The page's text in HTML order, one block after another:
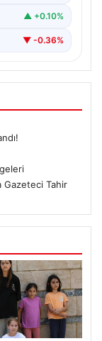
▲ +0.10%
▼ -0.36%
Gazeteci Tahir